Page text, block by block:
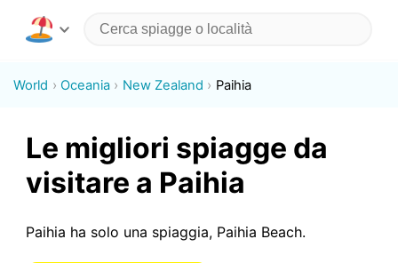
World Oceania New Zealand Paihia
Le migliori spiagge da
visitare a Paihia
Paihia ha solo una spiaggia, Paihia Beach.